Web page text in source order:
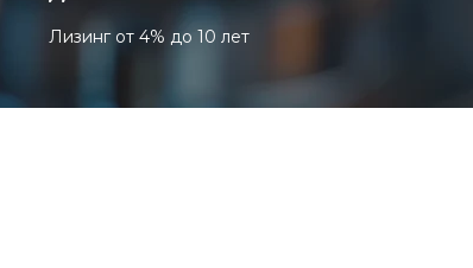
Лизинг от 4% до 10 лет